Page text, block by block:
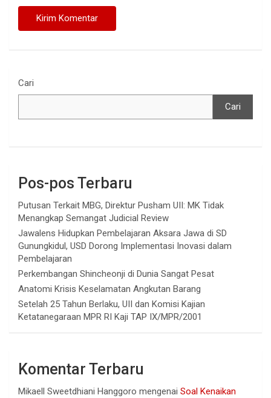
Cari
Cari
Pos-pos Terbaru
Putusan Terkait MBG, Direktur Pusham UII: MK Tidak
Menangkap Semangat Judicial Review
Jawalens Hidupkan Pembelajaran Aksara Jawa di SD
Gunungkidul, USD Dorong Implementasi Inovasi dalam
Pembelajaran
Perkembangan Shincheonji di Dunia Sangat Pesat
Anatomi Krisis Keselamatan Angkutan Barang
Setelah 25 Tahun Berlaku, UII dan Komisi Kajian
Ketatanegaraan MPR RI Kaji TAP IX/MPR/2001
Komentar Terbaru
Mikaell Sweetdhiani Hanggoro mengenai Soal Kenaikan